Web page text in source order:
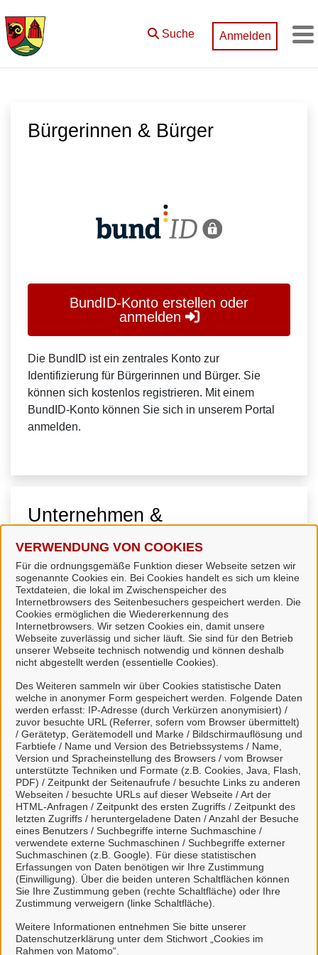
VERWENDUNG VON COOKIES
Für die ordnungsgemäße Funktion dieser Webseite setzen wir
sogenannte Cookies ein. Bei Cookies handelt es sich um kleine
Textdateien, die lokal im Zwischenspeicher des
Internetbrowsers des Seitenbesuchers gespeichert werden. Die
Cookies ermöglichen die Wiedererkennung des
Internetbrowsers. Wir setzen Cookies ein, damit unsere
Webseite zuverlässig und sicher läuft. Sie sind für den Betrieb
unserer Webseite technisch notwendig und können deshalb
nicht abgestellt werden (essentielle Cookies).
Des Weiteren sammeln wir über Cookies statistische Daten
welche in anonymer Form gespeichert werden. Folgende Daten
werden erfasst: IP-Adresse (durch Verkürzen anonymisiert) /
zuvor besuchte URL (Referrer, sofern vom Browser übermittelt)
/ Gerätetyp, Gerätemodell und Marke / Bildschirmauflösung und
Farbtiefe / Name und Version des Betriebssystems / Name,
Version und Spracheinstellung des Browsers / vom Browser
unterstützte Techniken und Formate (z.B. Cookies, Java, Flash,
PDF) / Zeitpunkt der Seitenaufrufe / besuchte Links zu anderen
Webseiten / besuchte URLs auf dieser Webseite / Art der
HTML-Anfragen / Zeitpunkt des ersten Zugriffs / Zeitpunkt des
letzten Zugriffs / heruntergeladene Daten / Anzahl der Besuche
eines Benutzers / Suchbegriffe interne Suchmaschine /
verwendete externe Suchmaschinen / Suchbegriffe externer
Suchmaschinen (z.B. Google). Für diese statistischen
Erfassungen von Daten benötigen wir Ihre Zustimmung
(Einwilligung). Über die beiden unteren Schaltflächen können
Sie Ihre Zustimmung geben (rechte Schaltfläche) oder Ihre
Zustimmung verweigern (linke Schaltfläche).
Weitere Informationen entnehmen Sie bitte unserer
Datenschutzerklärung unter dem Stichwort „Cookies im
Rahmen von Matomo“.
Suche Anmelden
Bürgerinnen & Bürger
BundID-Konto erstellen oder
anmelden
Die BundID ist ein zentrales Konto zur
Identifizierung für Bürgerinnen und Bürger. Sie
können sich kostenlos registrieren. Mit einem
BundID-Konto können Sie sich in unserem Portal
anmelden.
Unternehmen &
Organisationen
Mein Unternehmenskonto
erstellen oder anmelden
Mein Unternehmenskonto ist ein zentrales Konto zur
Identifizierung von Organisationen, insbesondere:
Juristische Personen,
Vereinigungen, denen ein Recht zustehen
kann
natürliche Personen, die beruflich oder
gewerblich tätig sind.
Eine Nutzung ist aber auch durch Behörden im
Sinne von § 1 Abs. 4 Verwaltungsverfahrensgesetz
(VwVfG) möglich.